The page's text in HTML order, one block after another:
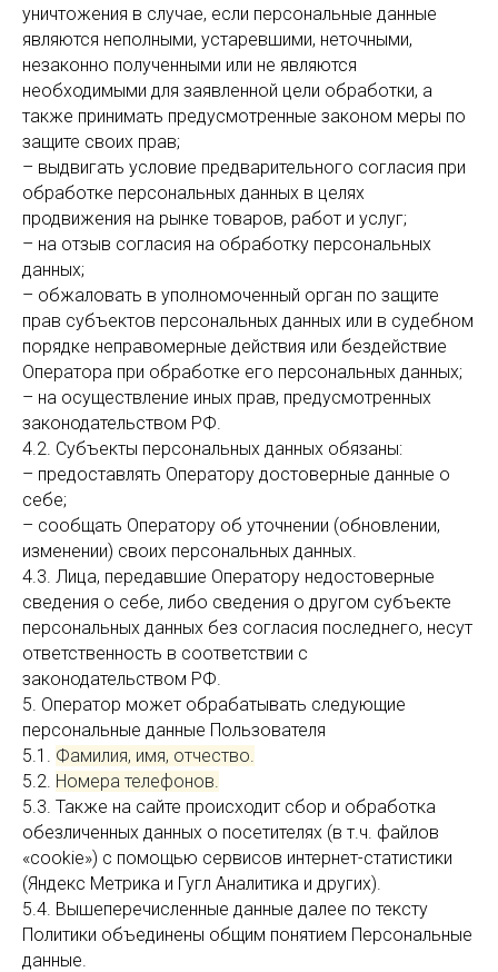
уничтожения в случае, если персональные данные
являются неполными, устаревшими, неточными,
незаконно полученными или не являются
необходимыми для заявленной цели обработки, а
также принимать предусмотренные законом меры по
защите своих прав;
– выдвигать условие предварительного согласия при
обработке персональных данных в целях
продвижения на рынке товаров, работ и услуг;
– на отзыв согласия на обработку персональных
данных;
– обжаловать в уполномоченный орган по защите
прав субъектов персональных данных или в судебном
порядке неправомерные действия или бездействие
Оператора при обработке его персональных данных;
– на осуществление иных прав, предусмотренных
законодательством РФ.
4.2. Субъекты персональных данных обязаны:
– предоставлять Оператору достоверные данные о
себе;
– сообщать Оператору об уточнении (обновлении,
изменении) своих персональных данных.
4.3. Лица, передавшие Оператору недостоверные
сведения о себе, либо сведения о другом субъекте
персональных данных без согласия последнего, несут
ответственность в соответствии с
законодательством РФ.
5. Оператор может обрабатывать следующие
персональные данные Пользователя
5.1. Фамилия, имя, отчество.
5.2. Номера телефонов.
5.3. Также на сайте происходит сбор и обработка
обезличенных данных о посетителях (в т.ч. файлов
«cookie») с помощью сервисов интернет-статистики
(Яндекс Метрика и Гугл Аналитика и других).
5.4. Вышеперечисленные данные далее по тексту
Политики объединены общим понятием Персональные
данные.